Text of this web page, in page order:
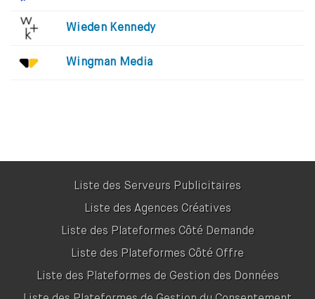
Wieden Kennedy
Wingman Media
Liste des Serveurs Publicitaires
Liste des Agences Créatives
Liste des Plateformes Côté Demande
Liste des Plateformes Côté Offre
Liste des Plateformes de Gestion des Données